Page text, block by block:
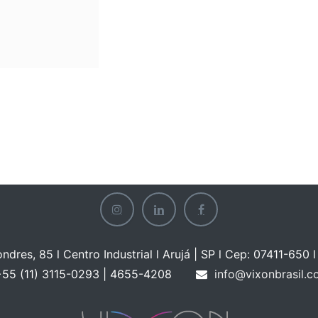
85 l Centro Industrial l Arujá | SP l Cep: 07411-650 l
(11) 3115-0293 | 4655-4208